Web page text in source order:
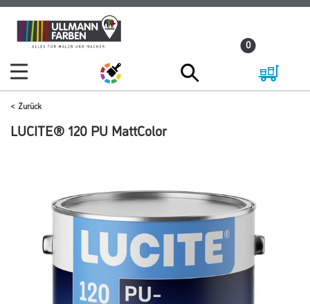
Zum
Inhalt
Zum
Navigationsmenü
0
Zurück
LUCITE® 120 PU MattColor